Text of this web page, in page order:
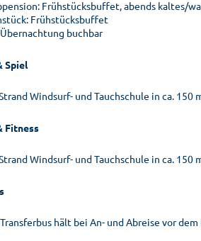
Frühstücksbuffet, abends kaltes/
Frühstücksbuffet
buchbar
Spiel
Windsurf- und Tauchschule in ca.
Fitness
Windsurf- und Tauchschule in ca.
hält bei An- und Abreise vor